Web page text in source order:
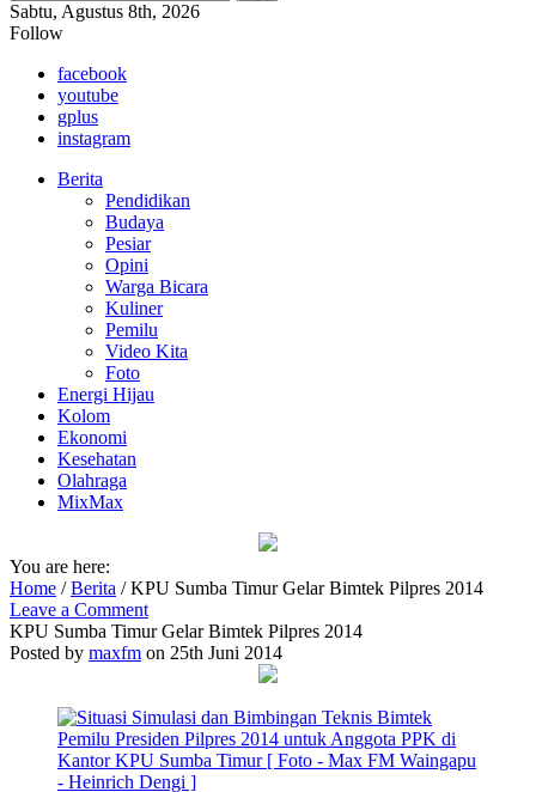
Sabtu, Agustus 8th, 2026
Follow
facebook
youtube
gplus
instagram
Berita
Pendidikan
Budaya
Pesiar
Opini
Warga Bicara
Kuliner
Pemilu
Video Kita
Foto
Energi Hijau
Kolom
Ekonomi
Kesehatan
Olahraga
MixMax
You are here:
Home /Berita /KPU Sumba Timur Gelar Bimtek Pilpres 2014
Leave a Comment
KPU Sumba Timur Gelar Bimtek Pilpres 2014
Posted by maxfm on 25th Juni 2014